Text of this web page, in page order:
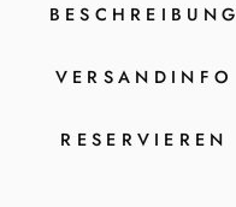
BESCHREIBUNG
VERSANDINFO
RESERVIEREN